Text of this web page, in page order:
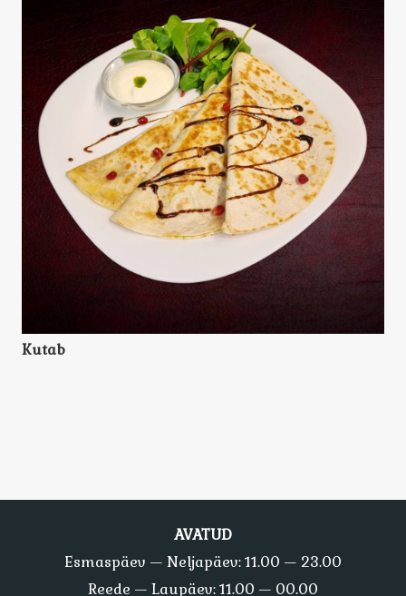
Kutab
AVATUD
Esmaspäev — Neljapäev: 11.00 — 23.00
Reede — Laupäev: 11.00 — 00.00